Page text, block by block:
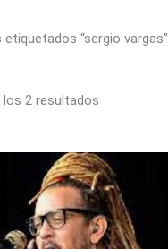
“sergio vargas”
2 resultados